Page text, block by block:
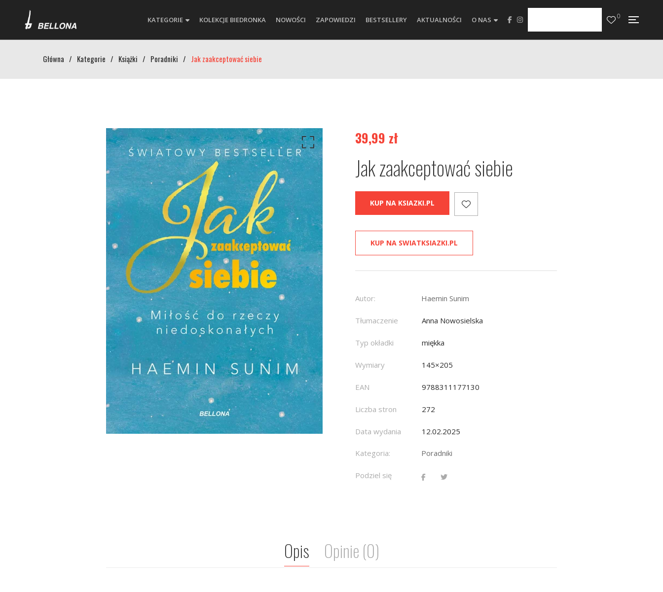
KATEGORIE KOLEKCJE BIEDRONKA NOWOŚCI ZAPOWIEDZI BESTSELLERY AKTUALNOŚCI O NAS 0
Główna / Kategorie / Książki / Poradniki / Jak zaakceptować siebie
39,99 zł
Jak zaakceptować siebie
KUP NA KSIAZKI.PL
KUP NA SWIATKSIAZKI.PL
Autor: Haemin Sunim
Tłumaczenie Anna Nowosielska
Typ okładki miękka
Wymiary 145×205
EAN 9788311177130
Liczba stron 272
Data wydania 12.02.2025
Kategoria: Poradniki
Podziel się
Opis Opinie (0)